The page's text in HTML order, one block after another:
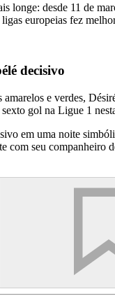
longe: desde 11 de
europeias fez
decisivo
e verdes,
gol na Ligue 1
em uma noite
seu companheiro